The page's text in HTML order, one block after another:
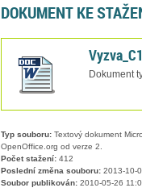
DOKUMENT KE
Dokument
Typ souboru: Textový dokument
OpenOffice.org od verze 2.
Počet stažení: 412
Poslední změna souboru: 2013-10-
Soubor publikován: 2010-05-26